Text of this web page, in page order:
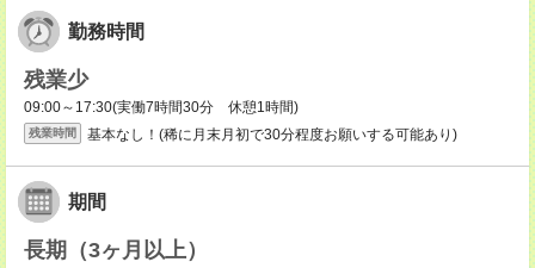
勤務時間
残業少
09:00～17:30(実働7時間30分 休憩1時間)
残業時間 基本なし！(稀に月末月初で30分程度お願いする可能あり)
期間
長期（3ヶ月以上）